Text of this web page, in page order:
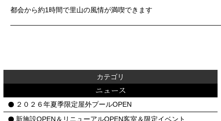
カテゴリ
ニュース
２０２６年夏季限定屋外プールOPEN
新施設OPEN＆リニューアルOPEN客室＆限定イベント
都会から約1時間で里山の風情が満喫できます